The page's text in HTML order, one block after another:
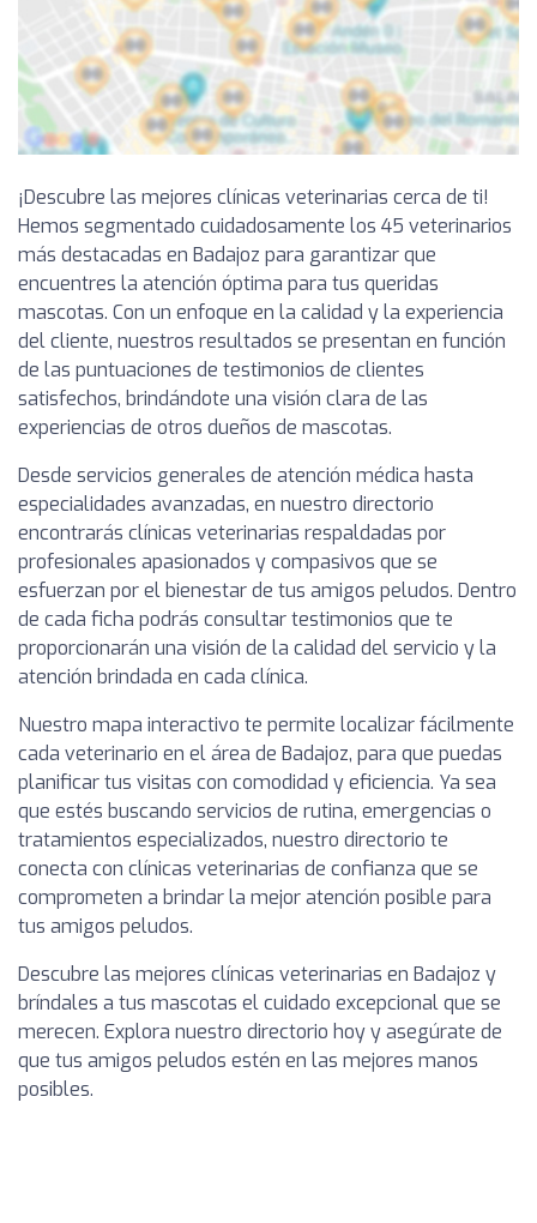
¡Descubre las mejores clínicas veterinarias cerca de ti!
Hemos segmentado cuidadosamente los 45 veterinarios
más destacadas en Badajoz para garantizar que
encuentres la atención óptima para tus queridas
mascotas. Con un enfoque en la calidad y la experiencia
del cliente, nuestros resultados se presentan en función
de las puntuaciones de testimonios de clientes
satisfechos, brindándote una visión clara de las
experiencias de otros dueños de mascotas.
Desde servicios generales de atención médica hasta
especialidades avanzadas, en nuestro directorio
encontrarás clínicas veterinarias respaldadas por
profesionales apasionados y compasivos que se
esfuerzan por el bienestar de tus amigos peludos. Dentro
de cada ficha podrás consultar testimonios que te
proporcionarán una visión de la calidad del servicio y la
atención brindada en cada clínica.
Nuestro mapa interactivo te permite localizar fácilmente
cada veterinario en el área de Badajoz, para que puedas
planificar tus visitas con comodidad y eficiencia. Ya sea
que estés buscando servicios de rutina, emergencias o
tratamientos especializados, nuestro directorio te
conecta con clínicas veterinarias de confianza que se
comprometen a brindar la mejor atención posible para
tus amigos peludos.
Descubre las mejores clínicas veterinarias en Badajoz y
bríndales a tus mascotas el cuidado excepcional que se
merecen. Explora nuestro directorio hoy y asegúrate de
que tus amigos peludos estén en las mejores manos
posibles.